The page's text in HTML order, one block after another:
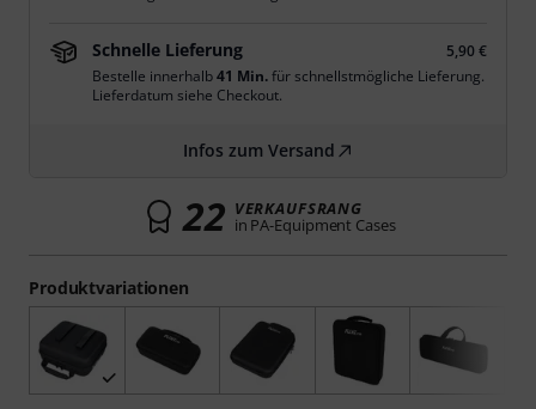
Produktvariationen
Schnelle Lieferung
5,90 €
Bestelle innerhalb41 Min.für schnellstmögliche Lieferung.
Lieferdatum siehe Checkout.
Infos zum Versand
22 VERKAUFSRANG
in PA-Equipment Cases